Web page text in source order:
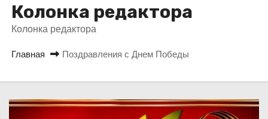
Колонка редактора
Колонка редактора
Главная Поздравления с Днем Победы